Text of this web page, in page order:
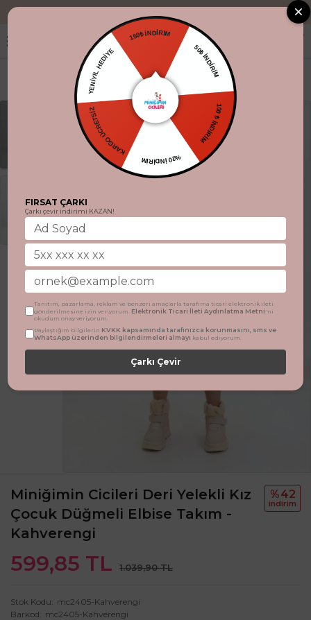
"Aynı gün
Miniğimin Cicileri Deri Yelekli Kız
Çocuk Düğmeli Elbise Takım -
Kahverengi
599,85 TL 1.039,90 TL
%42
i̇ndi̇ri̇m
Stok Kodu
mc2405-Kahverengi
Barkod
mc2405-Kahverengi
150₺ İNDİRİM
50₺ İNDİRİM
100 ₺ İNDİRİM
%20 İNDİRİM
KARGO ÜCRETSİZ
YENİYIL HEDİYE
FIRSAT ÇARKI
Çarkı çevir indirimi KAZAN!
Tanıtım, pazarlama, reklam ve benzeri amaçlarla tarafıma ticari elektronik ileti
gönderilmesine izin veriyorum. Elektronik Ticari İleti Aydınlatma Metni 'ni
okudum onay veriyorum.
Paylaştığım bilgilerin KVKK kapsamında tarafınızca korunmasını, sms ve
WhatsApp üzerinden bilgilendirmeleri almayı kabul ediyorum.
Çarkı Çevir